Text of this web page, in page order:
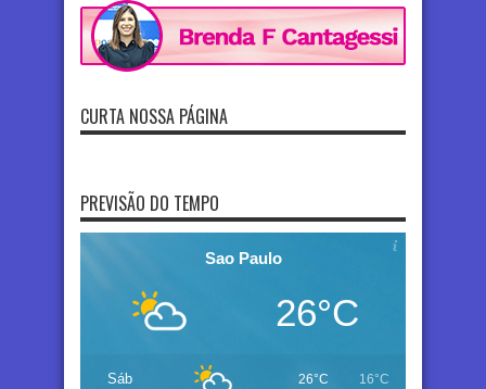
CURTA NOSSA PÁGINA
PREVISÃO DO TEMPO
Sao Paulo
26°C
Sáb 26°C 16°C